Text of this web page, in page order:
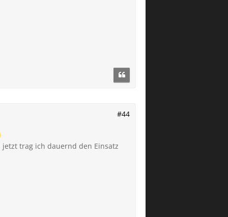
#44
trag ich dauernd den Einsatz